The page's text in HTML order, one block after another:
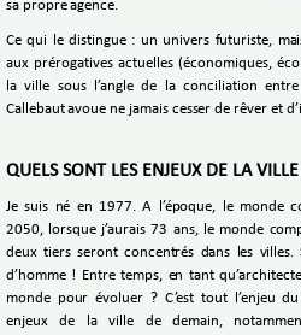
sa propre agence.
Ce qui le distingue : un univers futuriste,
aux prérogatives actuelles (économiques,
la ville sous l’angle de la conciliation
Callebaut avoue ne jamais cesser de rêver et
QUELS SONT LES ENJEUX DE LA
Je suis né en 1977. A l’époque, le monde
2050, lorsque j’aurais 73 ans, le monde
deux tiers seront concentrés dans les villes.
d’homme ! Entre temps, en tant
monde pour évoluer ? C’est tout l’enjeu
enjeux de la ville de demain,